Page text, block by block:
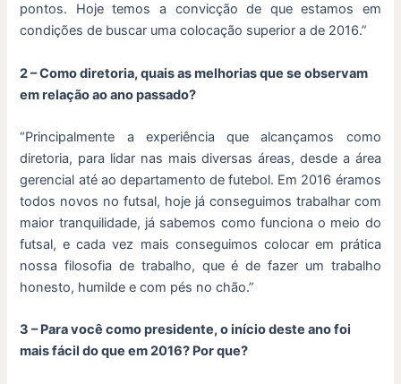
pontos. Hoje temos a convicção de que estamos em
condições de buscar uma colocação superior a de 2016.”
2 – Como diretoria, quais as melhorias que se observam
em relação ao ano passado?
“Principalmente a experiência que alcançamos como
diretoria, para lidar nas mais diversas áreas, desde a área
gerencial até ao departamento de futebol. Em 2016 éramos
todos novos no futsal, hoje já conseguimos trabalhar com
maior tranquilidade, já sabemos como funciona o meio do
futsal, e cada vez mais conseguimos colocar em prática
nossa filosofia de trabalho, que é de fazer um trabalho
honesto, humilde e com pés no chão.”
3 – Para você como presidente, o início deste ano foi
mais fácil do que em 2016? Por que?